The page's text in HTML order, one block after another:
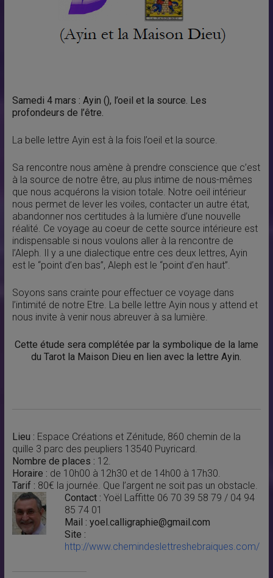
Samedi 4 mars : Ayin (), l’oeil et la source. Les
profondeurs de l’être.
La belle lettre Ayin est à la fois l’oeil et la source.
Sa rencontre nous amène à prendre conscience que c’est
à la source de notre être, au plus intime de nous-mêmes
que nous acquérons la vision totale. Notre oeil intérieur
nous permet de lever les voiles, contacter un autre état,
abandonner nos certitudes à la lumière d’une nouvelle
réalité. Ce voyage au coeur de cette source intérieure est
indispensable si nous voulons aller à la rencontre de
l’Aleph. Il y a une dialectique entre ces deux lettres, Ayin
est le “point d’en bas”, Aleph est le “point d’en haut”.
Soyons sans crainte pour effectuer ce voyage dans
l’intimité de notre Etre. La belle lettre Ayin nous y attend et
nous invite à venir nous abreuver à sa lumière.
Cette étude sera complétée par la symbolique de la lame
du Tarot la Maison Dieu en lien avec la lettre Ayin.
Lieu : Espace Créations et Zénitude, 860 chemin de la
quille 3 parc des peupliers 13540 Puyricard.
Nombre de places : 12.
Horaire : de 10h00 à 12h30 et de 14h00 à 17h30.
Tarif : 80€ la journée. Que l’argent ne soit pas un obstacle.
Contact : Yoël Laffitte 06 70 39 58 79 / 04 94
85 74 01
Mail : yoel.calligraphie@gmail.com
Site :
http://www.chemindeslettreshebraiques.com/